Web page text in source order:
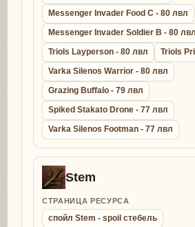
Messenger Invader Food C - 80 лвл
Messenger Invader Soldier B - 80 лвл
Triols Layperson - 80 лвл
Triols
Varka Silenos Warrior - 80 лвл
Grazing Buffalo - 79 лвл
Spiked Stakato Drone - 77 лвл
Varka Silenos Footman - 77 лвл
Stem
СТРАНИЦА РЕСУРСА
спойл Stem - spoil стебель